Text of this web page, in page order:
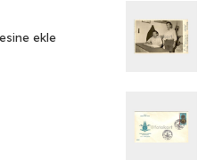
ekle